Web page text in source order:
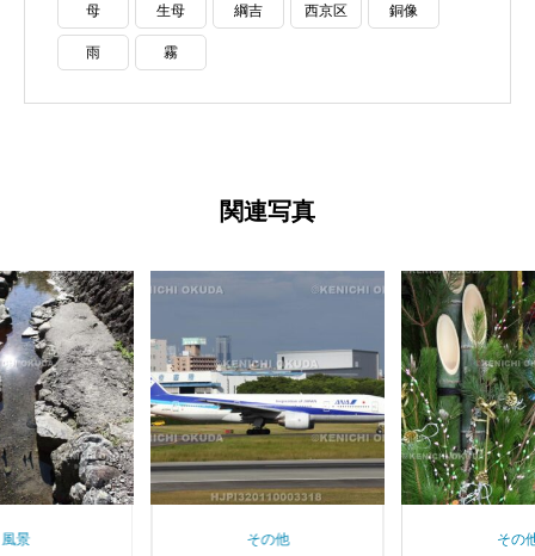
母 生母 綱吉 西京区 銅像
雨 霧
関連写真
風景 その他 その